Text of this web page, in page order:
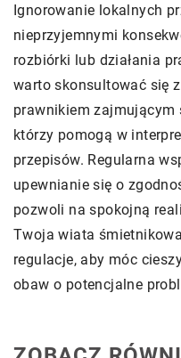
Ignorowanie lokalnych
nieprzyjemnymi
rozbiórki lub działania
warto skonsultować się
prawnikiem zajmującym
którzy pomogą w
przepisów. Regularna
upewnianie się o
pozwoli na spokojną
Twoja wiata
regulacje, aby móc
obaw o potencjalne